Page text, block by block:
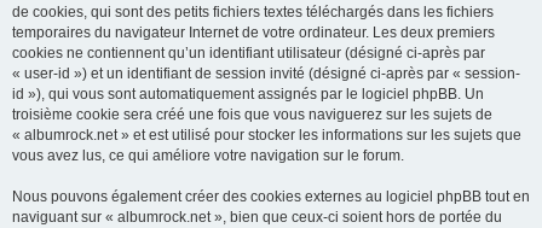
de cookies, qui sont des petits fichiers textes téléchargés dans les fichiers
temporaires du navigateur Internet de votre ordinateur. Les deux premiers
cookies ne contiennent qu’un identifiant utilisateur (désigné ci-après par
« user-id ») et un identifiant de session invité (désigné ci-après par « session-
id »), qui vous sont automatiquement assignés par le logiciel phpBB. Un
troisième cookie sera créé une fois que vous naviguerez sur les sujets de
« albumrock.net » et est utilisé pour stocker les informations sur les sujets que
vous avez lus, ce qui améliore votre navigation sur le forum.
Nous pouvons également créer des cookies externes au logiciel phpBB tout en
naviguant sur « albumrock.net », bien que ceux-ci soient hors de portée du